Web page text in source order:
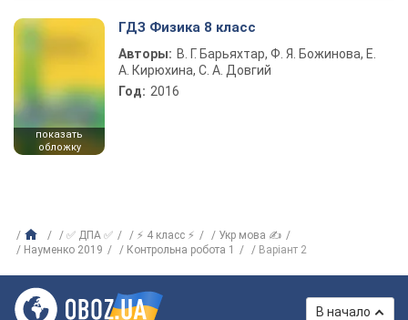
показать
обложку
ГДЗ Физика 8 класс
Авторы: В. Г. Барьяхтар, Ф. Я. Божинова, Е.
А. Кирюхина, С. А. Довгий
Год: 2016
✅ ДПА ✅ ⚡ 4 класс ⚡
Укр мова ✍
Науменко 2019
Контрольна робота 1 Варіант 2
В начало